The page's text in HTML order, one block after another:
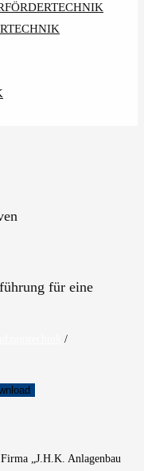
für eine
/
„J.H.K. Anlagenbau